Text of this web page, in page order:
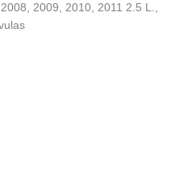
2009, 2010, 2011 2.5 L.,